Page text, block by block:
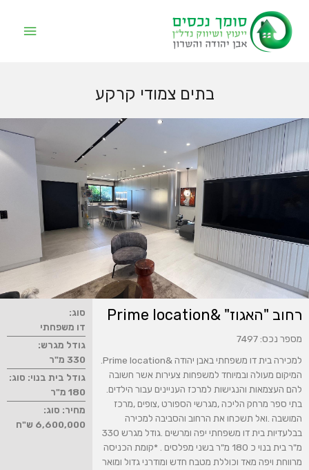
בתים צמודי קרקע
רחוב "האגוז" &Prime location
מספר נכס: 7497
המיקום מעולה ובמיוחד למשפחות צעירות אשר חשובה
להם העצמאות והנגישות למרכז העניינים עבור הילדים.
בתי ספר מרחק הליכה ,מגרשי הספורט ,צופים ,מרכז
המושבה .ואל תשכחו את הרחוב והסביבה למכירה
בבלעדיות בית דו משפחתי יפה ומרשים .גודל מגרש 330
מ"ר בית בנוי כ 180 מ"ר בשני מפלסים . *קומת הכניסה
מרווחת ויפה מאד וכוללת מטבח חדש ומודרני גדול ומואר
סוג:
דו משפחתי
גודל מגרש:
330 מ"ר
גודל בית בנוי: סוג:
180 מ"ר
מחיר: סוג:
6,600,000 ש"ח